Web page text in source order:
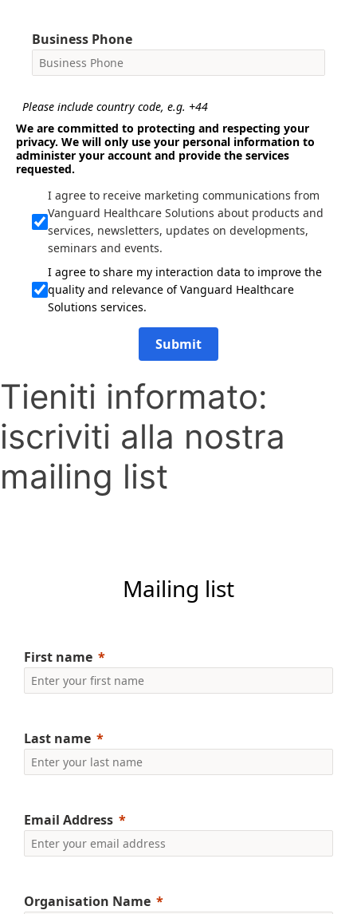
Business Phone
Please include country code, e.g. +44
We are committed to protecting and respecting your
privacy. We will only use your personal information to
administer your account and provide the services
requested.
I agree to receive marketing communications from
Vanguard Healthcare Solutions about products and
services, newsletters, updates on developments,
seminars and events.
I agree to share my interaction data to improve the
quality and relevance of Vanguard Healthcare
Solutions services.
Submit
Tieniti informato:
iscriviti alla nostra
mailing list
Mailing list
First name
Last name
Email Address
Organisation Name